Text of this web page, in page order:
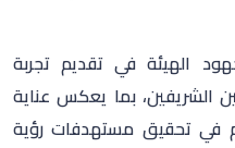
الهيئة في تقديم تجربة
الشريفين، بما يعكس عناية
في تحقيق مستهدفات رؤية